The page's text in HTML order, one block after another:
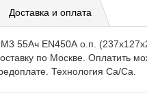
Доставка и оплата
55Ач EN450А о.п.
по Москве. Оплатить
Технология Ca/Ca.